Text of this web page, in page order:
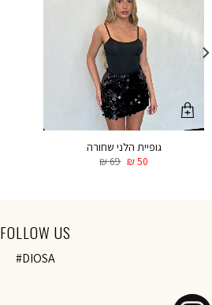
גופיית הלני שחורה
₪69 ₪50
FOLLOW US
#DIOSA